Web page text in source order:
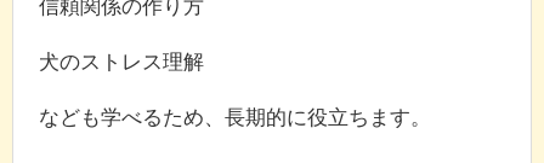
信頼関係の作り方
犬のストレス理解
なども学べるため、長期的に役立ちます。